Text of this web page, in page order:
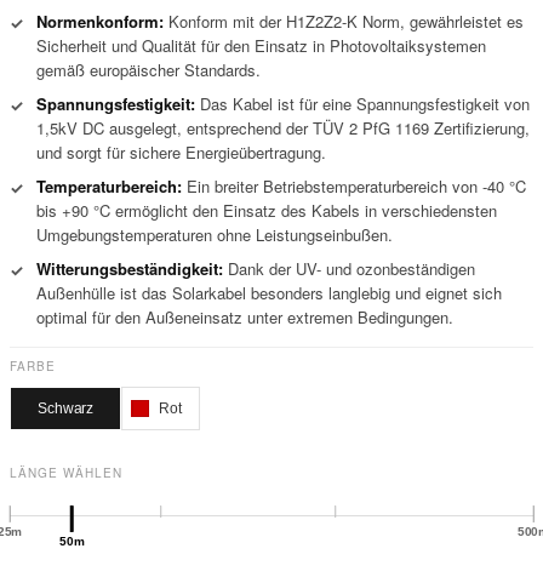
✓ Normenkonform: Konform mit der H1Z2Z2-K Norm, gewährleistet es
Sicherheit und Qualität für den Einsatz in Photovoltaiksystemen
gemäß europäischer Standards.
✓ Spannungsfestigkeit: Das Kabel ist für eine Spannungsfestigkeit von
1,5kV DC ausgelegt, entsprechend der TÜV 2 PfG 1169 Zertifizierung,
und sorgt für sichere Energieübertragung.
✓ Temperaturbereich: Ein breiter Betriebstemperaturbereich von -40 °C
bis +90 °C ermöglicht den Einsatz des Kabels in verschiedensten
Umgebungstemperaturen ohne Leistungseinbußen.
✓ Witterungsbeständigkeit: Dank der UV- und ozonbeständigen
Außenhülle ist das Solarkabel besonders langlebig und eignet sich
optimal für den Außeneinsatz unter extremen Bedingungen.
FARBE
Schwarz Rot
LÄNGE WÄHLEN
50m